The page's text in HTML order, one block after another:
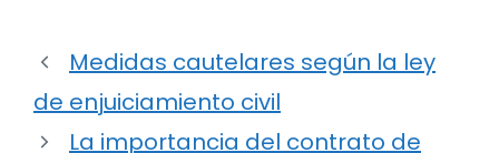
Medidas cautelares según la ley
de enjuiciamiento civil
La importancia del contrato de